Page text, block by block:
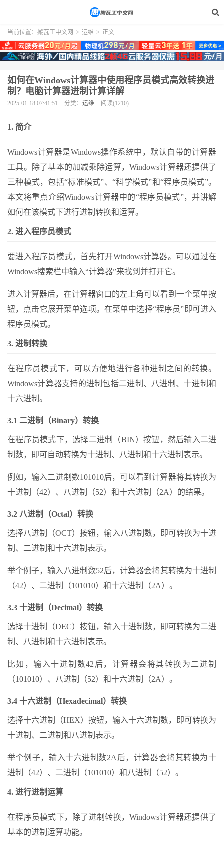
当前位置： 搬瓦工中文网 > 运维 > 正文
如何在Windows计算器中使用程序员模式高效转换进
制？电脑计算器进制计算详解
2025-01-18 07:41:51 分类： 运维 阅读(1210)
1. 简介
Windows计算器是Windows操作系统中，默认自带的计算器
工具。除了基本的加减乘除运算，Windows计算器还提供了
三种模式，包括“标准模式”、“科学模式”和“程序员模式”。
本文将重点介绍Windows计算器中的“程序员模式”，并讲解
如何在该模式下进行进制转换和运算。
2. 进入程序员模式
要进入程序员模式，首先打开Windows计算器。可以通过在
Windows搜索栏中输入“计算器”来找到并打开它。
进入计算器后，在计算器窗口的左上角可以看到一个菜单按
钮，点击它展开菜单选项。在菜单中选择“程序员”即可进入
程序员模式。
3. 进制转换
在程序员模式下，可以方便地进行各种进制之间的转换。
Windows计算器支持的进制包括二进制、八进制、十进制和
十六进制。
3.1 二进制（Binary）转换
在程序员模式下，选择二进制（BIN）按钮，然后输入二进
制数，即可自动转换为十进制、八进制和十六进制表示。
例如，输入二进制数101010后，可以看到计算器将其转换为
十进制（42）、八进制（52）和十六进制（2A）的结果。
3.2 八进制（Octal）转换
选择八进制（OCT）按钮，输入八进制数，即可转换为十进
制、二进制和十六进制表示。
举个例子，输入八进制数52后，计算器会将其转换为十进制
（42）、二进制（101010）和十六进制（2A）。
3.3 十进制（Decimal）转换
选择十进制（DEC）按钮，输入十进制数，即可转换为二进
制、八进制和十六进制表示。
比如，输入十进制数42后，计算器会将其转换为二进制
（101010）、八进制（52）和十六进制（2A）。
3.4 十六进制（Hexadecimal）转换
选择十六进制（HEX）按钮，输入十六进制数，即可转换为
十进制、二进制和八进制表示。
举个例子，输入十六进制数2A后，计算器会将其转换为十
进制（42）、二进制（101010）和八进制（52）。
4. 进行进制运算
在程序员模式下，除了进制转换，Windows计算器还提供了
基本的进制运算功能。